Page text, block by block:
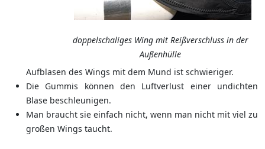
doppelschaliges Wing mit Reißverschluss in der
Außenhülle
Aufblasen des Wings mit dem Mund ist schwieriger.
Die Gummis können den Luftverlust einer undichten
Blase beschleunigen.
Man braucht sie einfach nicht, wenn man nicht mit viel zu
großen Wings taucht.